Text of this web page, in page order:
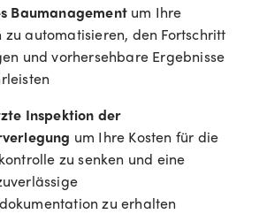
Baumanagement um Ihre
zu automatisieren, den Fortschritt
und vorhersehbare Ergebnisse
Inspektion der
um Ihre Kosten für die
zu senken und eine
zu erhalten